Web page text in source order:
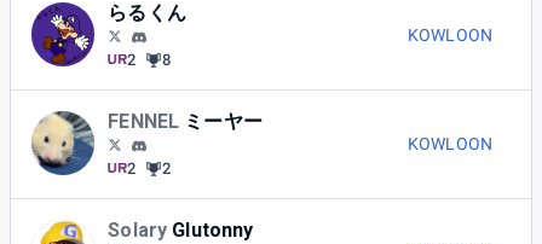
らるくん
2 8
KOWLOON
FENNEL ミーヤー
2 2
KOWLOON
Solary Glutonny